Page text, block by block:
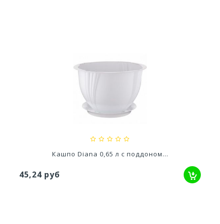
Ускоритель компоста 60гр
Кашпо Diana 0,65 л с поддоном...
45,24 руб